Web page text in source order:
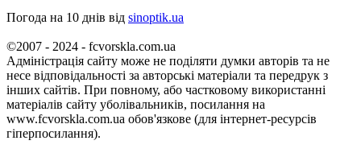
Погода на 10 днів від sinoptik.ua
©2007 - 2024 - fcvorskla.com.ua
Адміністрація сайту може не поділяти думки авторів та не
несе відповідальності за авторські матеріали та передрук з
інших сайтів. При повному, або частковому використанні
матеріалів сайту уболівальників, посилання на
www.fcvorskla.com.ua обов'язкове (для інтернет-ресурсів
гіперпосилання).